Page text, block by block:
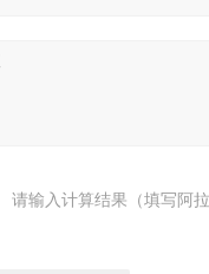
请输入计算结果（填写阿